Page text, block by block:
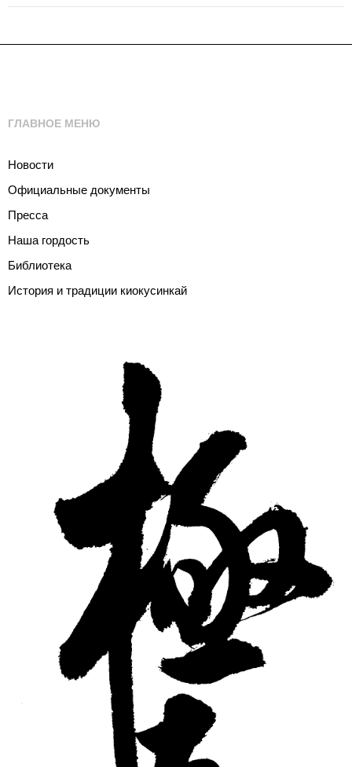
ГЛАВНОЕ МЕНЮ
Новости
Официальные документы
Пресса
Наша гордость
Библиотека
История и традиции киокусинкай